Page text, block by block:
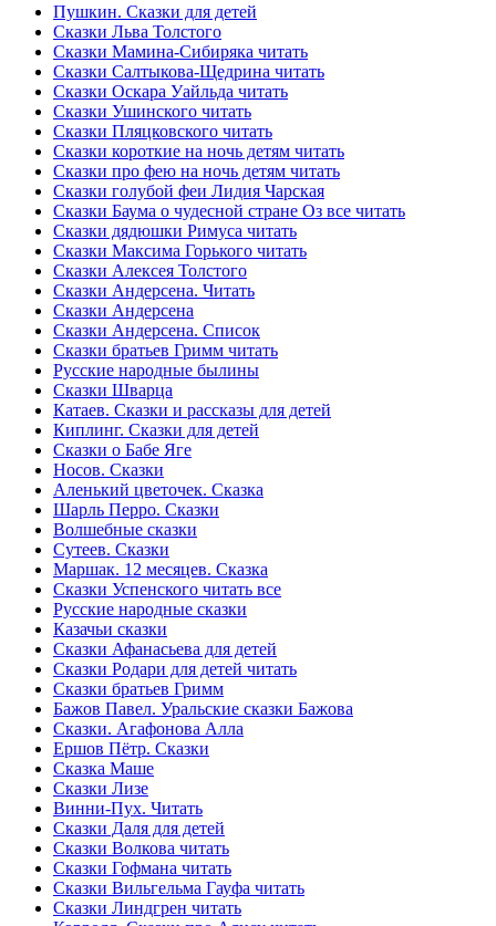
Пушкин. Сказки для детей
Сказки Льва Толстого
Сказки Мамина-Сибиряка читать
Сказки Салтыкова-Щедрина читать
Сказки Оскара Уайльда читать
Сказки Ушинского читать
Сказки Пляцковского читать
Сказки короткие на ночь детям читать
Сказки про фею на ночь детям читать
Сказки голубой феи Лидия Чарская
Сказки Баума о чудесной стране Оз все читать
Сказки дядюшки Римуса читать
Сказки Максима Горького читать
Сказки Алексея Толстого
Сказки Андерсена. Читать
Сказки Андерсена
Сказки Андерсена. Список
Сказки братьев Гримм читать
Русские народные былины
Сказки Шварца
Катаев. Сказки и рассказы для детей
Киплинг. Сказки для детей
Сказки о Бабе Яге
Носов. Сказки
Аленький цветочек. Сказка
Шарль Перро. Сказки
Волшебные сказки
Сутеев. Сказки
Маршак. 12 месяцев. Сказка
Сказки Успенского читать все
Русские народные сказки
Казачьи сказки
Сказки Афанасьева для детей
Сказки Родари для детей читать
Сказки братьев Гримм
Бажов Павел. Уральские сказки Бажова
Сказки. Агафонова Алла
Ершов Пётр. Сказки
Сказка Маше
Сказки Лизе
Винни-Пух. Читать
Сказки Даля для детей
Сказки Волкова читать
Сказки Гофмана читать
Сказки Вильгельма Гауфа читать
Сказки Линдгрен читать